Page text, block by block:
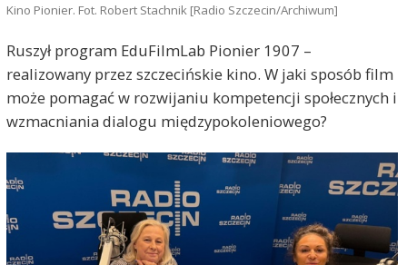
Kino Pionier. Fot. Robert Stachnik [Radio Szczecin/Archiwum]
Ruszył program EduFilmLab Pionier 1907 –
realizowany przez szczecińskie kino. W jaki sposób film
może pomagać w rozwijaniu kompetencji społecznych i
wzmacniania dialogu międzypokoleniowego?